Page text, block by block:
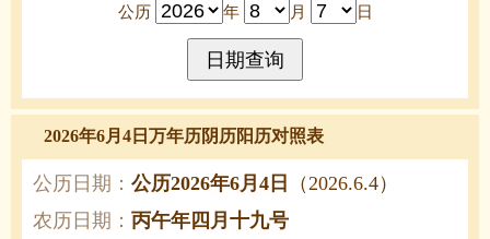
公历 年 月 日
2026年6月4日万年历阴历阳历对照表
公历日期： 公历2026年6月4日
（2026.6.4）
农历日期： 丙午年四月十九号